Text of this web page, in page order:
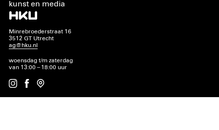
kunst en media
Minrebroederstraat 16
3512 GT Utrecht
ag@hku.nl
woensdag t/m zaterdag
van 13:00 – 18:00 uur